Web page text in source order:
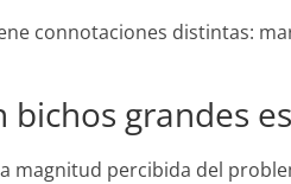
connotaciones distintas:
bichos grandes
magnitud percibida del